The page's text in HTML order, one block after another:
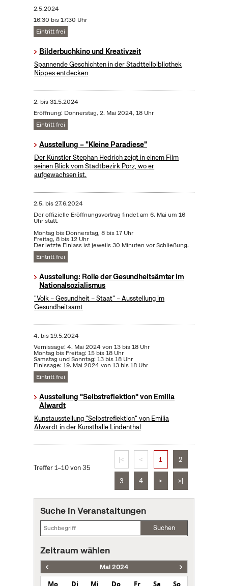
2.5.2024
16:30 bis 17:30 Uhr
Eintritt frei
Bilderbuchkino und Kreativzeit
Spannende Geschichten in der Stadtteilbibliothek
Nippes entdecken
2. bis31.5.2024
Eröffnung: Donnerstag, 2. Mai 2024, 18 Uhr
Eintritt frei
Ausstellung – "Kleine Paradiese"
Der Künstler Stephan Hedrich zeigt in einem Film
seinen Blick vom Stadtbezirk Porz, wo er
aufgewachsen ist.
2.5. bis27.6.2024
Der offizielle Eröffnungsvortrag findet am 6. Mai um 16
Uhr statt.
Montag bis Donnerstag, 8 bis 17 Uhr
Freitag, 8 bis 12 Uhr
Der letzte Einlass ist jeweils 30 Minuten vor Schließung.
Eintritt frei
Ausstellung: Rolle der Gesundheitsämter im
Nationalsozialismus
"Volk – Gesundheit – Staat" – Ausstellung im
Gesundheitsamt
4. bis19.5.2024
Vernissage: 4. Mai 2024 von 13 bis 18 Uhr
Montag bis Freitag: 15 bis 18 Uhr
Samstag und Sonntag: 13 bis 18 Uhr
Finissage: 19. Mai 2024 von 13 bis 18 Uhr
Eintritt frei
Ausstellung "Selbstreflektion" von Emilia
Alwardt
Kunstausstellung "Selbstreflektion" von Emilia
Alwardt in der Kunsthalle Lindenthal
Treffer 1–10 von 35
|< < 1 2
3 4 > >|
Suche in Veranstaltungen
Suchen
Zeitraum wählen
Mai 2024